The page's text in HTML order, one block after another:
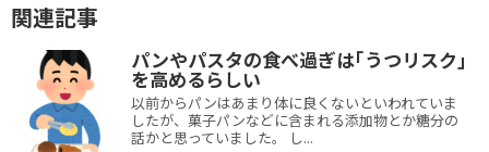
関連記事
パンやパスタの食べ過ぎは｢うつリスク｣
を高めるらしい
以前からパンはあまり体に良くないといわれていま
したが、菓子パンなどに含まれる添加物とか糖分の
話かと思っていました。 し...